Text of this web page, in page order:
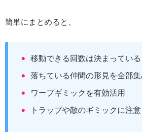
簡単にまとめると、
移動できる回数は決まっている
落ちている仲間の形見を全部集
ワープギミックを有効活用
トラップや敵のギミックに注意